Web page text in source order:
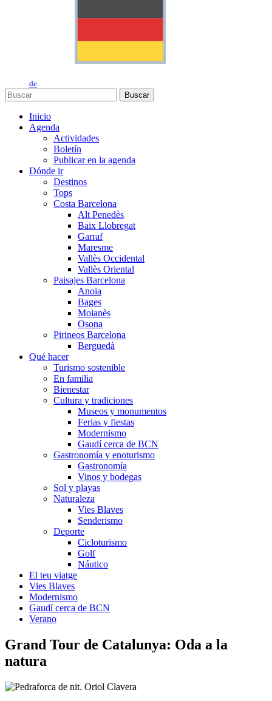
de
Buscar
Inicio
Agenda
Actividades
Boletín
Publicar en la agenda
Dónde ir
Destinos
Tops
Costa Barcelona
Alt Penedès
Baix Llobregat
Garraf
Maresme
Vallès Occidental
Vallès Oriental
Paisajes Barcelona
Anoia
Bages
Moianès
Osona
Pirineos Barcelona
Berguedà
Qué hacer
Turismo sostenible
En familia
Bienestar
Cultura y tradiciones
Museos y monumentos
Ferias y fiestas
Modernismo
Gaudí cerca de BCN
Gastronomía y enoturismo
Gastronomía
Vinos y bodegas
Sol y playas
Naturaleza
Vies Blaves
Senderismo
Deporte
Cicloturismo
Golf
Náutico
El teu viatge
Vies Blaves
Modernismo
Gaudí cerca de BCN
Verano
Grand Tour de Catalunya: Oda a la
natura